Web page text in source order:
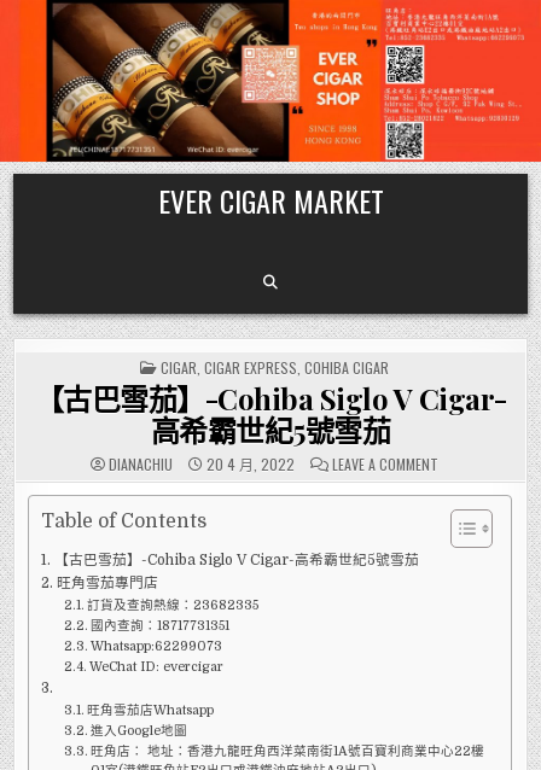
Skip
to
content
EVER CIGAR MARKET
POSTED
IN
CIGAR CIGAR EXPRESS COHIBA CIGAR
【古巴雪茄】-Cohiba Siglo V Cigar-
高希霸世紀5號雪茄
DIANACHIU 20 4 月, 2022 LEAVE A COMMENT
【古
巴
茄】-
COHIBA
SIGLO
Table of Contents
【古巴雪茄】-Cohiba Siglo V Cigar-高希霸世紀5號雪茄
旺角雪茄專門店
訂貨及查詢熱線：23682335
國內查詢：18717731351
Whatsapp:62299073
WeChat ID: evercigar
旺角雪茄店Whatsapp
進入Google地圖
旺角店： 地址：香港九龍旺角西洋菜南街1A號百寶利商業中心22樓